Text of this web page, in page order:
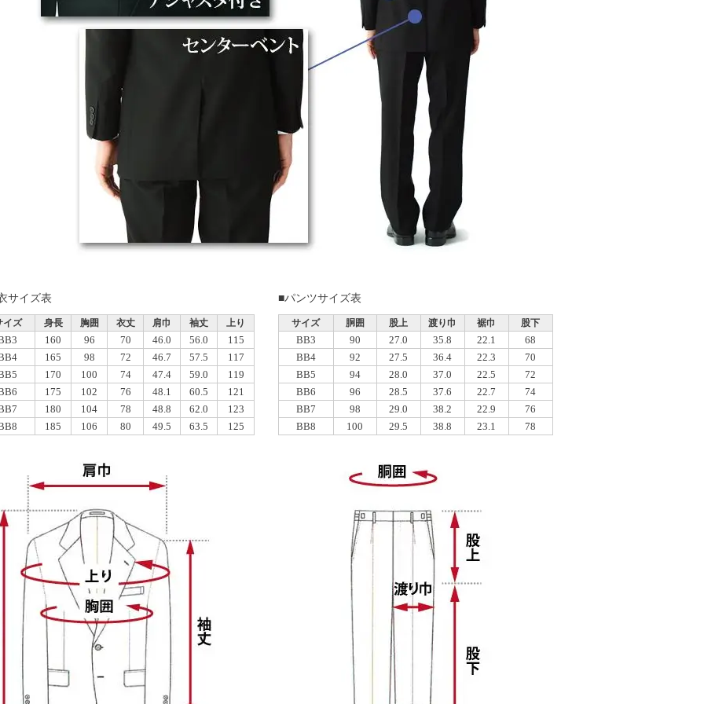
サイズ表
イズ 身長 胸囲 衣丈 肩巾 袖丈 上り
160 96 70 46.0 56.0
115
165 98 72 46.7 57.5
117
170 100 74 47.4 59.0
119
175 102 76 48.1 60.5
121
180 104 78 48.8 62.0
123
185 106 80 49.5 63.5 125
■パンツサイズ表
サイズ 胴囲 股上 渡り巾 裾巾 股下
BB3 90 27.0 35.8 22.1
68
BB4
92 27.5 36.4 22.3
70
BB5
94 28.0 37.0 22.5
72
BB6
96 28.5 37.6 22.7
74
BB7
98 29.0 38.2 22.9
76
BB8
100 29.5 38.8 23.1 78